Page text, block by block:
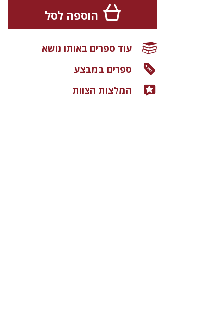
הוספה לסל
עוד ספרים באותו נושא
ספרים במבצע
המלצות הצוות